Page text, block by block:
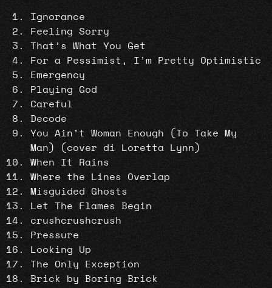
Ignorance
Feeling Sorry
That’s What You Get
For a Pessimist, I’m Pretty Optimistic
Emergency
Playing God
Careful
Decode
You Ain’t Woman Enough (To Take My
Man) (cover di Loretta Lynn)
When It Rains
Where the Lines Overlap
Misguided Ghosts
Let The Flames Begin
crushcrushcrush
Pressure
Looking Up
The Only Exception
Brick by Boring Brick